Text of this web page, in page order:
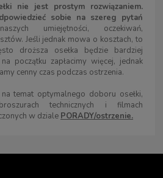
nie jest prostym rozwiązaniem.
sobie na szereg pytań
umiejętności, oczekiwań,
Jeśli jednak mowa o kosztach, to
droższa osełka będzie bardziej
początku zapłacimy więcej, jednak
cenny czas podczas ostrzenia.
temat optymalnego doboru osełki,
technicznych i filmach
w dziale PORADY/ostrzenie.